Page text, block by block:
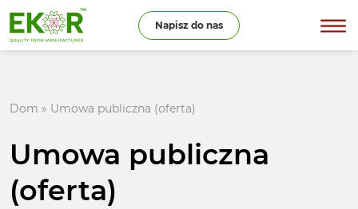
Napisz do nas
Dom » Umowa publiczna (oferta)
Umowa publiczna
(oferta)